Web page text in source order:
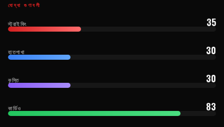
যোদ্ধা গুণাবলী
স্ট্রাইকিং 35
হাতপাখা 30
কুস্তি 30
কার্ডিও 83